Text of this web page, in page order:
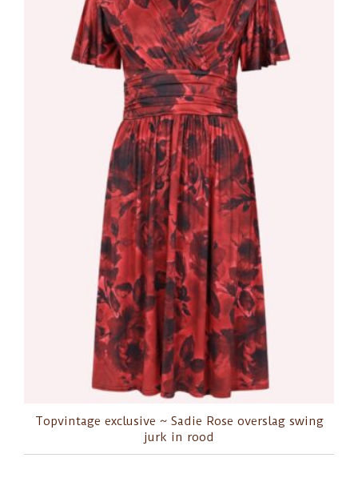
Topvintage exclusive ~ Sadie Rose overslag swing
jurk in rood